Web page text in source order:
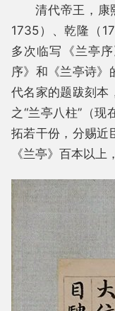
清代帝王，康
1735）、乾隆（
多次临写《兰亭
序》和《兰亭诗》
代名家的题跋刻本
之“兰亭八柱”（
拓若干份，分赐近
《兰亭》百本以上